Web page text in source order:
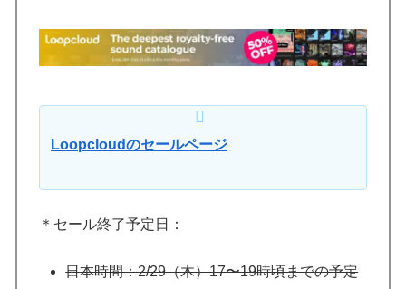
Loopcloudのセールページ
＊セール終了予定日：
日本時間：2/29（木）17〜19時頃までの予定